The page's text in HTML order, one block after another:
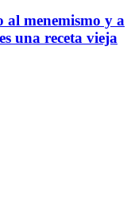
al menemismo y a
una receta vieja